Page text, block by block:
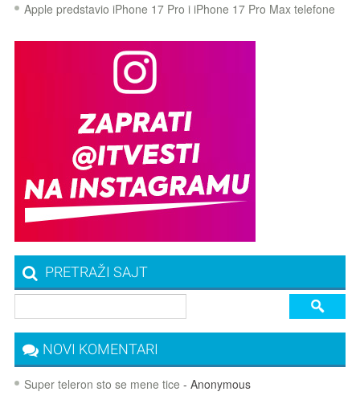
Apple predstavio iPhone 17 Pro i iPhone 17 Pro Max telefone
PRETRAŽI SAJT
NOVI KOMENTARI
Super teleron sto se mene tice - Anonymous